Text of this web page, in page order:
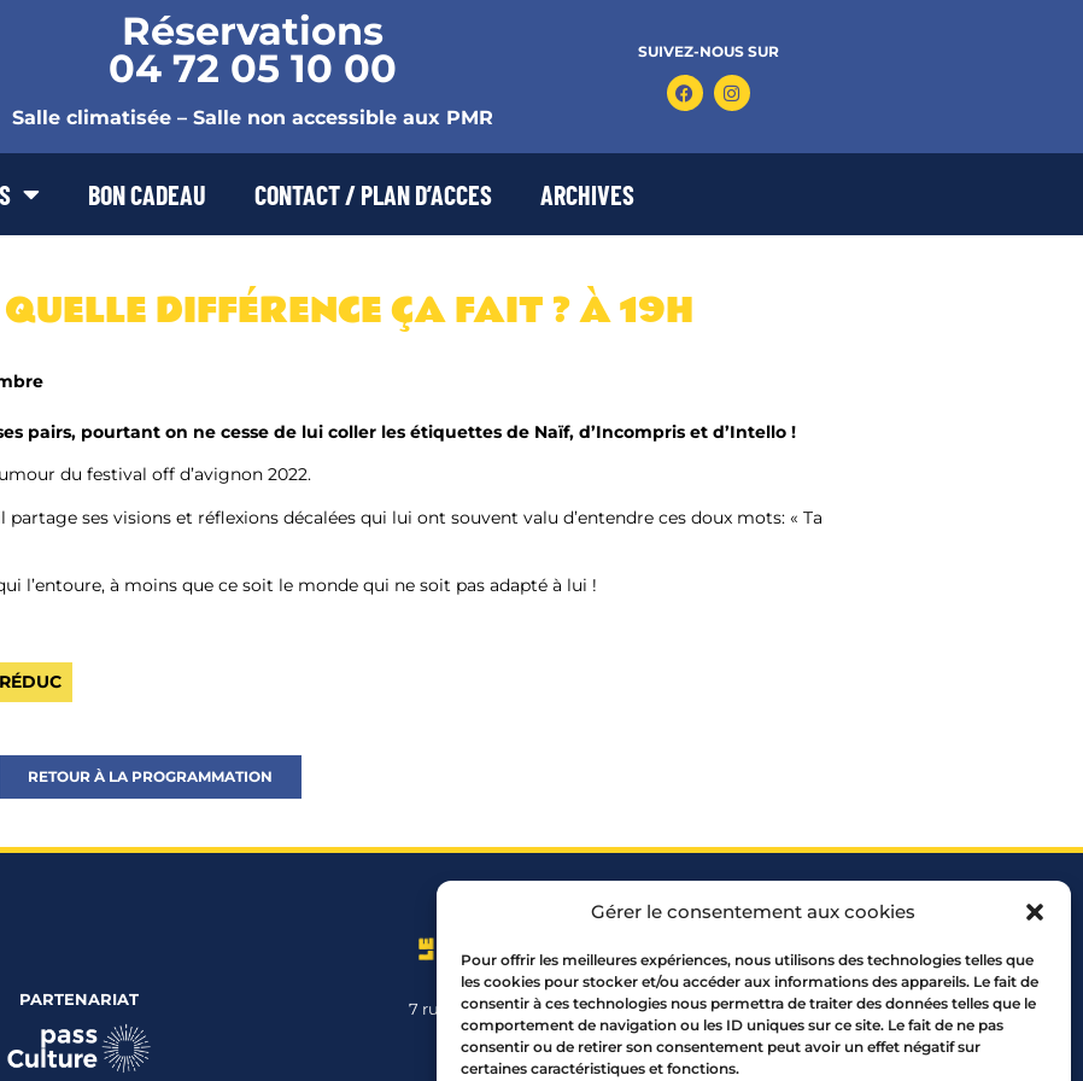
Gérer le consentement aux cookies
Pour offrir les meilleures expériences, nous utilisons des technologies telles que
les cookies pour stocker et/ou accéder aux informations des appareils. Le fait de
consentir à ces technologies nous permettra de traiter des données telles que le
comportement de navigation ou les ID uniques sur ce site. Le fait de ne pas
consentir ou de retirer son consentement peut avoir un effet négatif sur
certaines caractéristiques et fonctions.
Réservations
04 72 05 10 00
Salle climatisée – Salle non accessible aux PMR
SUIVEZ-NOUS SUR
BON CADEAU CONTACT / PLAN D’ACCES ARCHIVES
DIFFÉRENCE ÇA FAIT ?​ À 19H
pairs, pourtant on ne cesse de lui coller les étiquettes de Naïf, d’Incompris et d’Intello !
du festival off d’avignon 2022.
partage ses visions et réflexions décalées qui lui ont souvent valu d’entendre ces doux mots: « Ta
l’entoure, à moins que ce soit le monde qui ne soit pas adapté à lui !
RETOUR À LA PROGRAMMATION
PARTENARIAT
7 rue Mourguet 69005 LYON
04 72 05 10 00